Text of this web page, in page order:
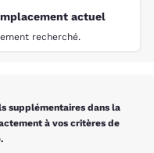
actuel
recherché.
supplémentaires dans la
à vos critères de